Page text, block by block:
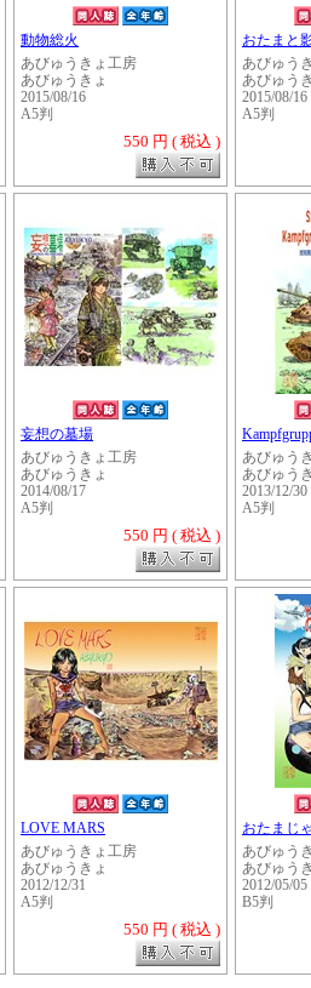
動物総火
あびゅうきょ工房
あびゅうきょ
2015/08/16
A5判
550 円 ( 税込 )
おたまと
あびゅう
あびゅう
2015/08/16
A5判
妄想の墓場
あびゅうきょ工房
あびゅうきょ
2014/08/17
A5判
550 円 ( 税込 )
あびゅう
あびゅう
2013/12/30
A5判
LOVE MARS
あびゅうきょ工房
あびゅうきょ
2012/12/31
A5判
550 円 ( 税込 )
おたまじ
あびゅう
あびゅう
2012/05/05
B5判